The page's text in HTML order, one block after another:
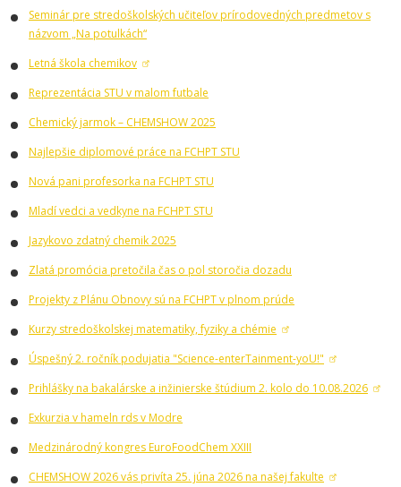
Seminár pre stredoškolských učiteľov prírodovedných predmetov s
názvom „Na potulkách“
Letná škola chemikov
Reprezentácia STU v malom futbale
Chemický jarmok – CHEMSHOW 2025
Najlepšie diplomové práce na FCHPT STU
Nová pani profesorka na FCHPT STU
Mladí vedci a vedkyne na FCHPT STU
Jazykovo zdatný chemik 2025
Zlatá promócia pretočila čas o pol storočia dozadu
Projekty z Plánu Obnovy sú na FCHPT v plnom prúde
Kurzy stredoškolskej matematiky, fyziky a chémie
Úspešný 2. ročník podujatia "Science-enterTainment-yoU!"
Prihlášky na bakalárske a inžinierske štúdium 2. kolo do 10.08.2026
Exkurzia v hameln rds v Modre
Medzinárodný kongres EuroFoodChem XXIII
CHEMSHOW 2026 vás privíta 25. júna 2026 na našej fakulte